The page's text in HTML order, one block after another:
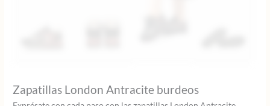
Zapatillas London Antracite burdeos